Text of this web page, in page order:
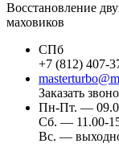
Восстановление
маховиков
СПб
+7 (812) 407-
Заказать
Пн-Пт. —
Сб. — 11.00-
Вс. —